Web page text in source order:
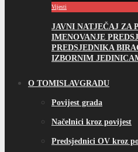
Vijesti
JAVNI NATJEČAJ ZA
IMENOVANJE
PREDSJEDNIKA
IZBORNIM
O TOMISLAVGRADU
Povijest grada
Načelnici kroz povijest
Predsjednici OV kroz